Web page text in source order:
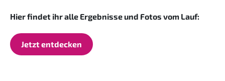
Hier findet ihr alle Ergebnisse und Fotos vom Lauf:
Jetzt entdecken